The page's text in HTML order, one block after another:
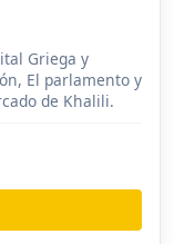
Griega y
El parlamento y
de Khalili.